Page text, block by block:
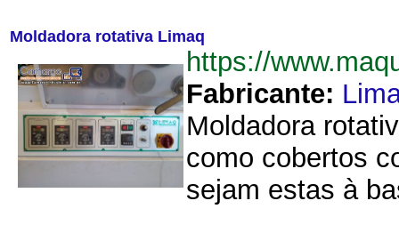
Moldadora rotativa Limaq
https://
Fabricante:
Moldadora
como cobertos
sejam estas à